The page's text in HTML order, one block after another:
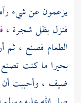
يزعمون عن شيء رآه
فنزل بظل شجرة ،
الطعام فصنع ، ثم
بحيراما كنت
ضيف ، وأحببت أن